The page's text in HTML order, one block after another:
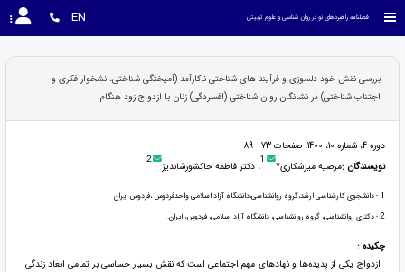
فصلنامه راهبردهای نو در روان شناسی و علوم تربیتی EN
بررسی نقش خود دلسوزی و فرآیند های شناختی ناکارآمد (آمیختگی شناختی، نشخوار فکری و
اجتناب شناختی) در نشانگان روان شناختی (افسردگی) زنان با ازدواج زود هنگام
دوره 4، شماره 10، 1400، صفحات 73 - 89
نویسندگان :مرضیه میرشکاری* 1، دکتر فاطمه خاکشورشاندیز 2
1 - دانشجوی کارشناسی ارشد،گروه روانشناسی،دانشگاه آزاد اسلامی واحدفردوس ،فردوس ایران
2- دکتری روانشناسی، گروه روانشناسی، دانشگاه آزاد اسلامی، فردوس، ایران.
چکیده :
ازدواج یکی از پدیده‌ها و نهادهای مهم اجتماعی است که نقش بسیار حساسی بر تمامی ابعاد زندگی